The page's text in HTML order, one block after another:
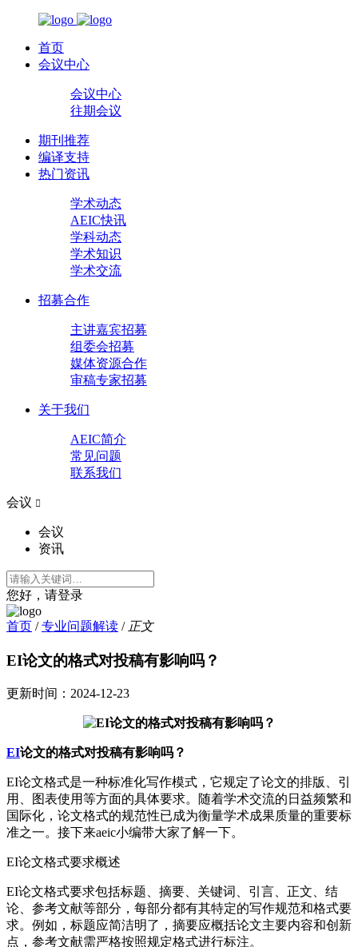
首页
会议中心
会议中心
往期会议
期刊推荐
编译支持
热门资讯
学术动态
AEIC快讯
学科动态
学术知识
学术交流
招募合作
主讲嘉宾招募
组委会招募
媒体资源合作
审稿专家招募
关于我们
AEIC简介
常见问题
联系我们
会议 
会议
资讯
您好，请登录
首页 / 专业问题解读 / 正文
EI论文的格式对投稿有影响吗？
更新时间： 2024-12-23
EI论文的格式对投稿有影响吗？
EI论文格式是一种标准化写作模式，它规定了论文的排版、引
用、图表使用等方面的具体要求。随着学术交流的日益频繁和
国际化，论文格式的规范性已成为衡量学术成果质量的重要标
准之一。接下来aeic小编带大家了解一下。
EI论文格式要求概述
EI论文格式要求包括标题、摘要、关键词、引言、正文、结
论、参考文献等部分，每部分都有其特定的写作规范和格式要
求。例如，标题应简洁明了，摘要应概括论文主要内容和创新
点，参考文献需严格按照规定格式进行标注。